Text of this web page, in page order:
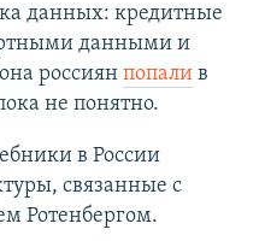
данных: кредитные
данными и
россиян попалив
не понятно.
в России
связанные с
Ротенбергом.